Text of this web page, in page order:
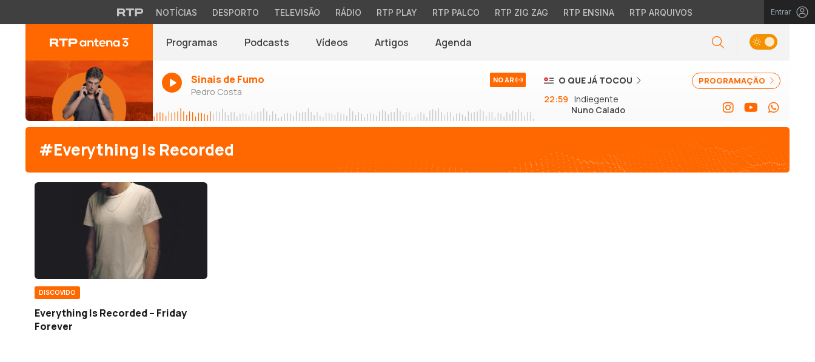
NOTÍCIAS DESPORTO TELEVISÃO RÁDIO RTP PLAY RTP PALCO RTP ZIG ZAG RTP ENSINA RTP ARQUIVOS Entrar
Programas Podcasts Vídeos Artigos Agenda
Sinais de Fumo
Pedro Costa
NO AR PROGRAMAÇÃO
O QUE JÁ TOCOU
22:59 Indiegente
Nuno Calado
#Everything Is Recorded
DISCOVIDO
Everything Is Recorded – Friday
Forever